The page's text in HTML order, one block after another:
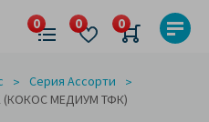
Серия Ассорти
(КОКОС МЕДИУМ ТФК)